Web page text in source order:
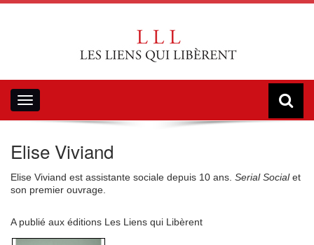
Toggle
navigation
Elise Viviand
Elise Viviand est assistante sociale depuis 10 ans. Serial Socialet
son premier ouvrage.
A publié aux éditions Les Liens qui Libèrent